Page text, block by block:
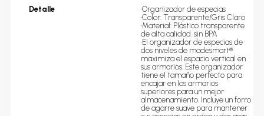
Detalle
•Organizador de especias
•Color: Transparente/Gris Claro
•Material: Plástico
transparente de alta calidad.
sin BPA
•El organizador de especias
de dos niveles de
madesmart® maximiza el
espacio vertical en sus
armarios. Este organizador
tiene el tamaño perfecto para
encajar en los armarios
superiores para un mejor